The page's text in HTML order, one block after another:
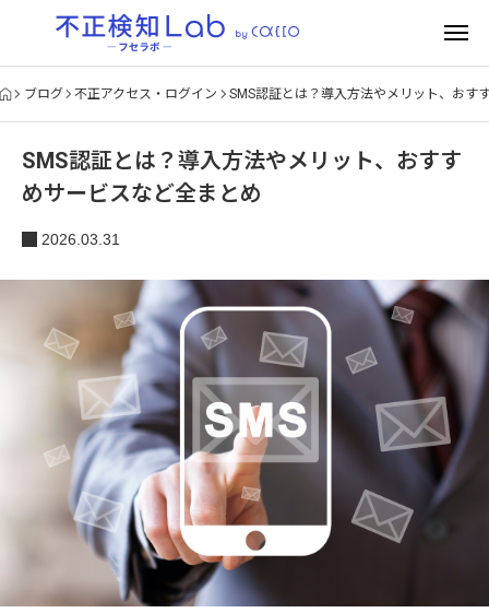
ブログ 不正アクセス・ログイン SMS認証とは？導入方法やメリット、おす
SMS認証とは？導入方法やメリット、おすす
めサービスなど全まとめ
2026.03.31